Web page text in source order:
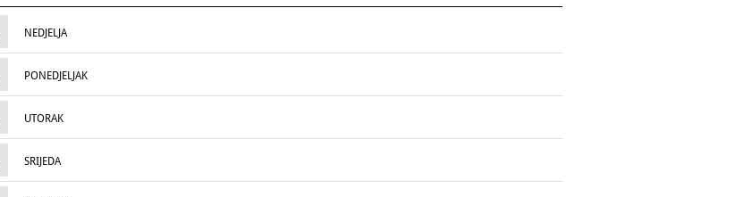
NEDJELJA
PONEDJELJAK
UTORAK
SRIJEDA